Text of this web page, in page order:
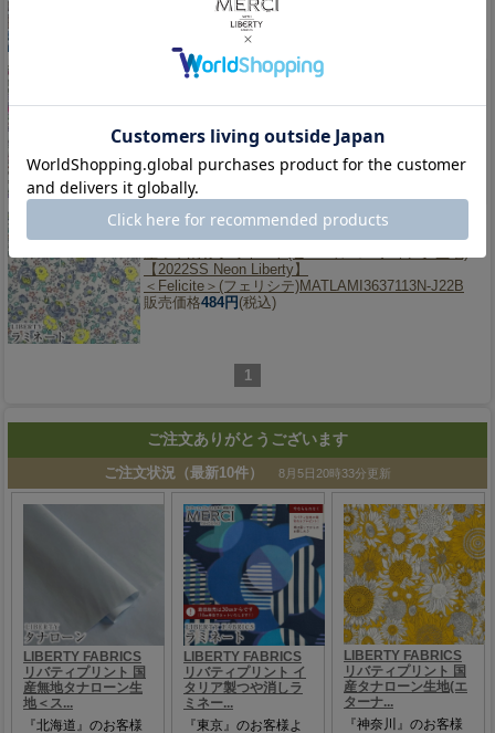
ー)MATLAMI3632104N-J22G
484円(税込)
《ラミネート生地》【2022年春夏追加柄(Neon
産つや消しラミネート(ビニールコーティング生地)
＜Felicite＞(フェリシテ)MATLAMI3637113N-J22A
販売価格
484円
《ラミネート生地》【2022年春夏追加柄(Neon
LIBERTY FABRICS リバティプリント 国
【2022SS Neon Liberty】
＜Felicite＞(フェリシテ)MATLAMI3637113N-J22B
販売価格484円 (税込)
1
ご注文ありがとうございます